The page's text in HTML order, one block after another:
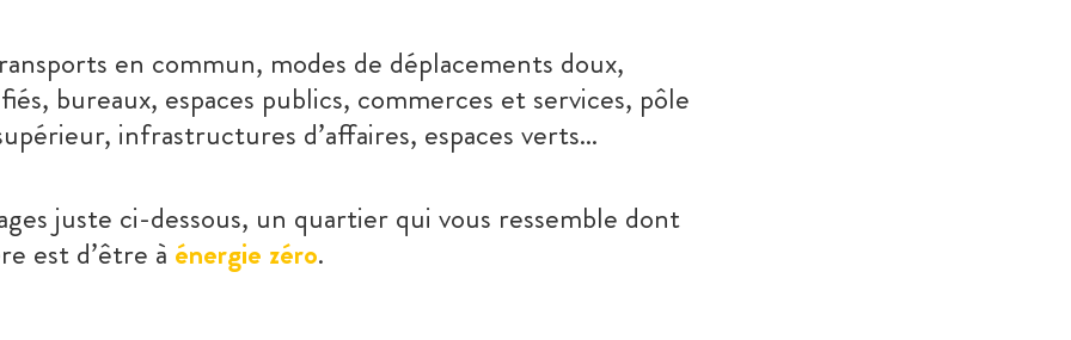
en commun, modes de déplacements doux,
bureaux, espaces publics, commerces et services, pôle
infrastructures d’affaires, espaces verts…
juste ci-dessous, un quartier qui vous ressemble dont
est d’être à énergie zéro.